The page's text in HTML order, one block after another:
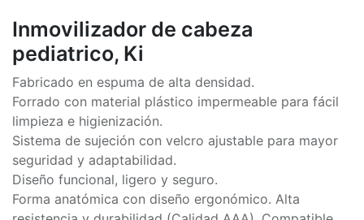
Inmovilizador de cabeza
pediatrico, Ki
Fabricado en espuma de alta densidad.
Forrado con material plástico impermeable para fácil
limpieza e higienización.
Sistema de sujeción con velcro ajustable para mayor
seguridad y adaptabilidad.
Diseño funcional, ligero y seguro.
Forma anatómica con diseño ergonómico. Alta